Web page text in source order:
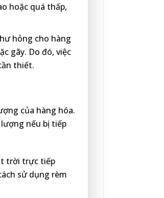
hoặc quá thấp,
hỏng cho hàng
gãy. Do đó, việc
thiết.
của hàng hóa.
nếu bị tiếp
trời trực tiếp
sử dụng rèm